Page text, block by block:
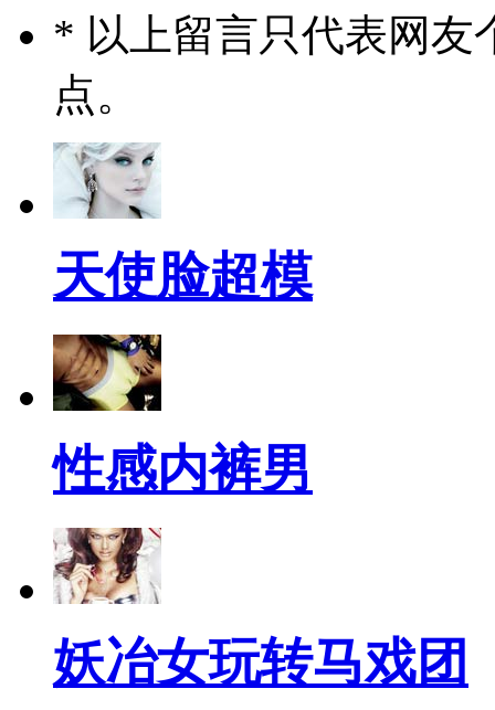
* 以上留言只代表网友
点。
天使脸超模
性感内裤男
妖冶女玩转马戏团